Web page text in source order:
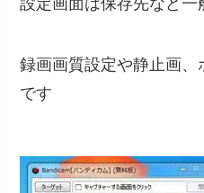
設定画面は保存先など一
録画画質設定や静止画
です